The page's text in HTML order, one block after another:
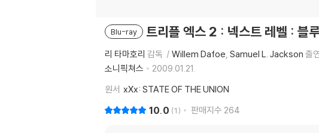
Blu-ray 트리플 엑스 2 : 넥스트 레벨 : 블
리 타마호리 감독 Willem Dafoe Samuel L. Jackson 출연
소니픽쳐스
2009.01.21.
원서 xXx: STATE OF THE UNION
10.0 1 판매지수 264